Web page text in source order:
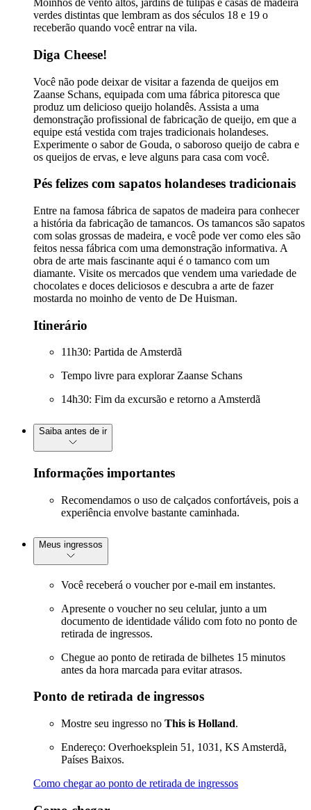
Moinhos de vento altos, jardins de tulipas e casas de madeira
verdes distintas que lembram as dos séculos 18 e 19 o
receberão quando você entrar na vila.
Diga Cheese!
Você não pode deixar de visitar a fazenda de queijos em
Zaanse Schans, equipada com uma fábrica pitoresca que
produz um delicioso queijo holandês. Assista a uma
demonstração profissional de fabricação de queijo, em que a
equipe está vestida com trajes tradicionais holandeses.
Experimente o sabor de Gouda, o saboroso queijo de cabra e
os queijos de ervas, e leve alguns para casa com você.
Pés felizes com sapatos holandeses tradicionais
Entre na famosa fábrica de sapatos de madeira para conhecer
a história da fabricação de tamancos. Os tamancos são sapatos
com solas grossas de madeira, e você pode ver como eles são
feitos nessa fábrica com uma demonstração informativa. A
obra de arte mais fascinante aqui é o tamanco com um
diamante. Visite os mercados que vendem uma variedade de
chocolates e doces deliciosos e descubra a arte de fazer
mostarda no moinho de vento de De Huisman.
Itinerário
11h30: Partida de Amsterdã
Tempo livre para explorar Zaanse Schans
14h30: Fim da excursão e retorno a Amsterdã
Saiba antes de ir
Informações importantes
Recomendamos o uso de calçados confortáveis, pois a
experiência envolve bastante caminhada.
Meus ingressos
Você receberá o voucher por e-mail em instantes.
Apresente o voucher no seu celular, junto a um
documento de identidade válido com foto no ponto de
retirada de ingressos.
Chegue ao ponto de retirada de bilhetes 15 minutos
antes da hora marcada para evitar atrasos.
Ponto de retirada de ingressos
Mostre seu ingresso no This is Holland.
Endereço: Overhoeksplein 51, 1031, KS Amsterdã,
Países Baixos.
Como chegar ao ponto de retirada de ingressos